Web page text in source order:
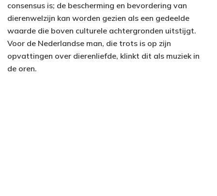
consensus is; de bescherming en bevordering van
dierenwelzijn kan worden gezien als een gedeelde
waarde die boven culturele achtergronden uitstijgt.
Voor de Nederlandse man, die trots is op zijn
opvattingen over dierenliefde, klinkt dit als muziek in
de oren.